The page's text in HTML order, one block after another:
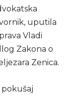
uputila
Vladi
Zakona o
Zenica.
pokušaj